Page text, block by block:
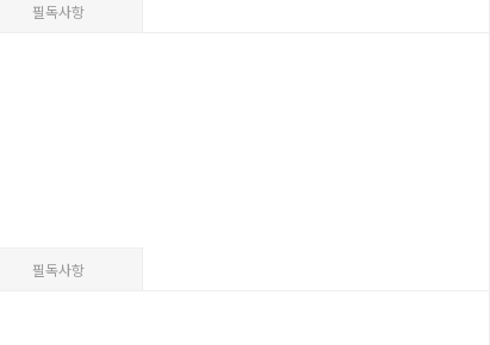
필독사항
필독사항